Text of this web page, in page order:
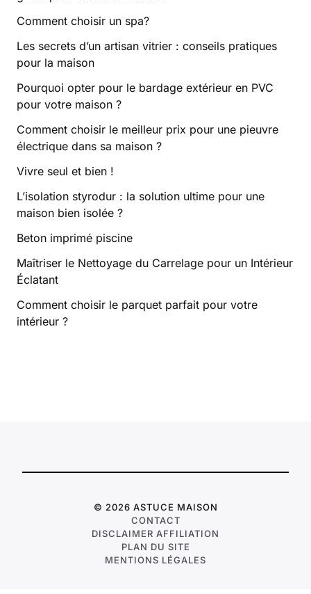
Comment choisir un spa?
Les secrets d’un artisan vitrier : conseils pratiques
pour la maison
Pourquoi opter pour le bardage extérieur en PVC
pour votre maison ?
Comment choisir le meilleur prix pour une pieuvre
électrique dans sa maison ?
Vivre seul et bien !
L’isolation styrodur : la solution ultime pour une
maison bien isolée ?
Beton imprimé piscine
Maîtriser le Nettoyage du Carrelage pour un Intérieur
Éclatant
Comment choisir le parquet parfait pour votre
intérieur ?
© 2026 ASTUCE MAISON
CONTACT
DISCLAIMER AFFILIATION
PLAN DU SITE
MENTIONS LÉGALES